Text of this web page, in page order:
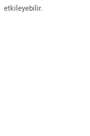
etkileyebilir.